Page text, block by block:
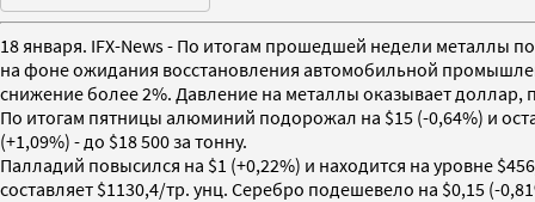
18 января. IFX-News - По итогам прошедшей недели металлы
на фоне ожидания восстановления автомобильной
снижение более 2%. Давление на металлы оказывает
По итогам пятницы алюминий подорожал на $15 (-0,64%) и
(+1,09%) - до $18 500 за тонну.
Палладий повысился на $1 (+0,22%) и находится на уровне
составляет $1130,4/тр. унц. Серебро подешевело на $0,15 (-